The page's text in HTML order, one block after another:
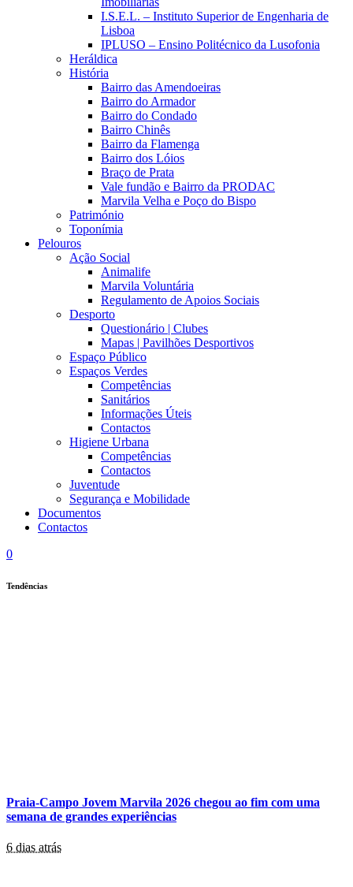
I.S.E.L. – Instituto Superior de Engenharia de
Lisboa
IPLUSO – Ensino Politécnico da Lusofonia
Heráldica
História
Bairro das Amendoeiras
Bairro do Armador
Bairro do Condado
Bairro Chinês
Bairro da Flamenga
Bairro dos Lóios
Braço de Prata
Vale fundão e Bairro da PRODAC
Marvila Velha e Poço do Bispo
Património
Toponímia
Pelouros
Ação Social
Animalife
Marvila Voluntária
Regulamento de Apoios Sociais
Desporto
Questionário | Clubes
Mapas | Pavilhões Desportivos
Espaço Público
Espaços Verdes
Competências
Sanitários
Informações Úteis
Contactos
Higiene Urbana
Competências
Contactos
Juventude
Segurança e Mobilidade
Documentos
Contactos
0
Tendências
Praia-Campo Jovem Marvila 2026 chegou ao fim com uma
semana de grandes experiências
6 dias atrás